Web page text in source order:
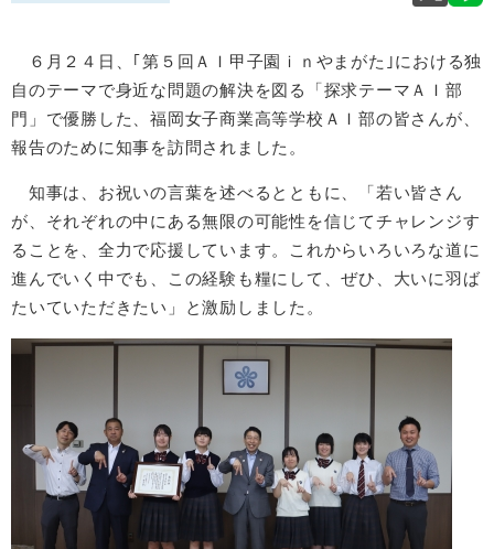
６月２４日、｢第５回ＡＩ甲子園ｉｎやまがた｣における独
自のテーマで身近な問題の解決を図る「探求テーマＡＩ部
門」で優勝した、福岡女子商業高等学校ＡＩ部の皆さんが、
報告のために知事を訪問されました。
知事は、お祝いの言葉を述べるとともに、「若い皆さん
が、それぞれの中にある無限の可能性を信じてチャレンジす
ることを、全力で応援しています。これからいろいろな道に
進んでいく中でも、この経験も糧にして、ぜひ、大いに羽ば
たいていただきたい」と激励しました。